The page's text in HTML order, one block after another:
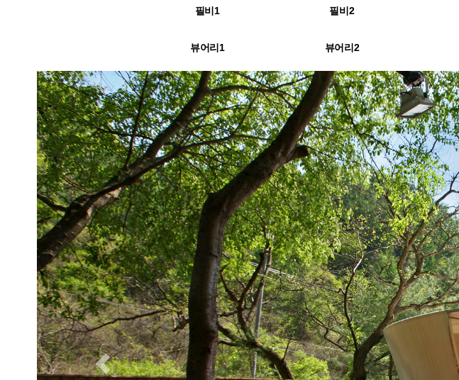
필비1 필비2
뷰어리1 뷰어리2